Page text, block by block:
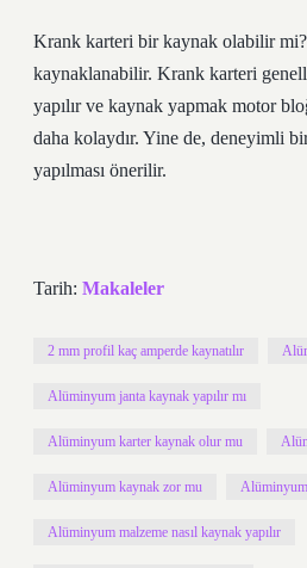
Krank karteri bir kaynak olabilir
kaynaklanabilir. Krank karteri
yapılır ve kaynak yapmak motor
daha kolaydır. Yine de, deneyimli
yapılması önerilir.
Tarih: Makaleler
2 mm profil kaç amperde kaynatılır
Alüminyum janta kaynak yapılır mı
Alüminyum karter kaynak olur mu
Alüminyum kaynak zor mu
Alüminyum malzeme nasıl kaynak yapılır